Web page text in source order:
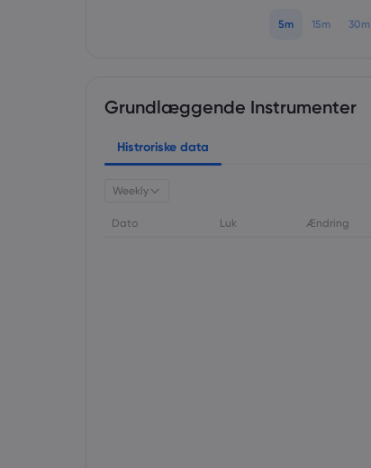
5m 15m 30m
Grundlæggende Instrumenter
Histroriske data
Weekly
Dato Luk Ændring